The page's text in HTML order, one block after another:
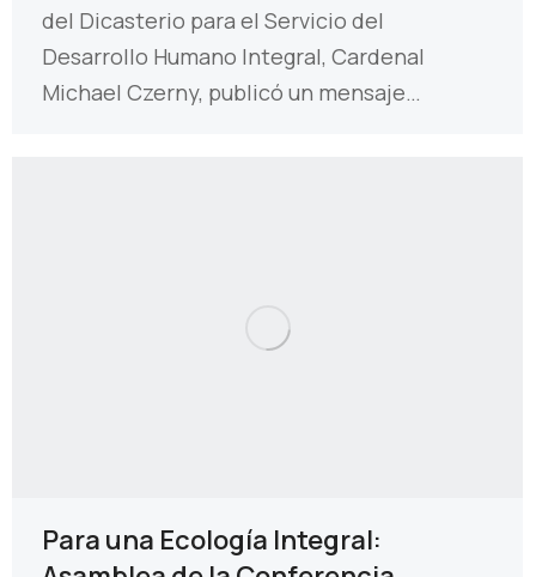
del Dicasterio para el Servicio del
Desarrollo Humano Integral, Cardenal
Michael Czerny, publicó un mensaje…
Para una Ecología Integral: